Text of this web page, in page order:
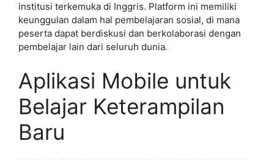
institusi terkemuka di Inggris. Platform ini memiliki
keunggulan dalam hal pembelajaran sosial, di mana
peserta dapat berdiskusi dan berkolaborasi dengan
pembelajar lain dari seluruh dunia.
Aplikasi Mobile untuk
Belajar Keterampilan
Baru